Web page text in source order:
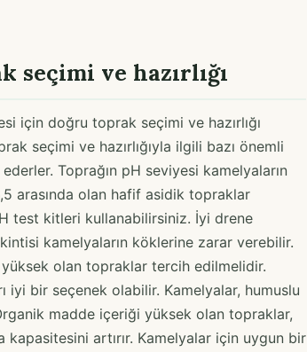
seçimi ve hazırlığı
için doğru toprak seçimi ve hazırlığı
seçimi ve hazırlığıyla ilgili bazı önemli
Toprağın pH seviyesi kamelyaların
arasında olan hafif asidik topraklar
test kitleri kullanabilirsiniz. İyi drene
kamelyaların köklerine zarar verebilir.
olan topraklar tercih edilmelidir.
iyi bir seçenek olabilir. Kamelyalar, humuslu
madde içeriği yüksek olan topraklar,
kapasitesini artırır. Kamelyalar için uygun bir